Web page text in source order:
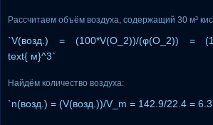
Рассчитаем объём воздуха, содержащий 30 м³
`V(возд.) = (100*V(O_2))/(φ(O_2)) =
text{ м}^3`
Найдём количество воздуха:
`n(возд.) = (V(возд.))/V_m = 142.9/22.4 =